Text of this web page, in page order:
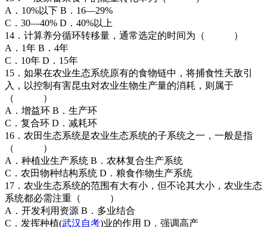
A．10%以下 B．16—29%
C．30—40% D．40%以上
14．计算养分循环转移量，通常选定的时间为（ ）
A．1年 B．4年
C．10年 D．15年
15．如果在农业生态系统原有的食物链中，将捕食性天敌引
入，以控制有害昆虫对农业生物生产量的消耗，则属于
（ ）
A．增益环 B．生产环
C．复合环 D．减耗环
16．农田生态系统是农业生态系统的子系统之一，一般是指
（ ）
A．种植业生产系统 B．农林复合生产系统
C．农田物种结构系统 D．粮食作物生产系统
17．农业生态系统的范围有大有小，但不论其大小，农业生态
系统都必需注重（ ）
A．开发利用资源 B．多业结合
C．发挥种植(武汉自考)业的作用 D．强调高产